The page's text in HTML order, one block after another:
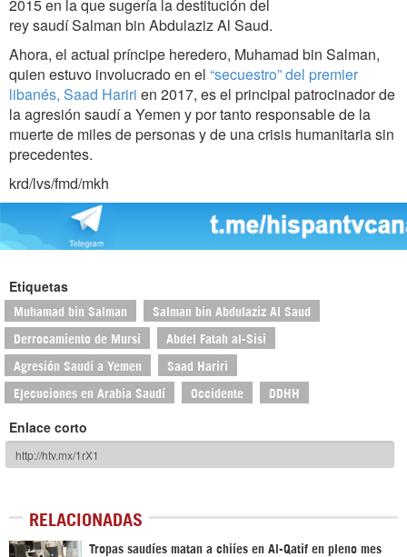
2015 en la que sugería la destitución del
rey saudí Salman bin Abdulaziz Al Saud.
Ahora, el actual príncipe heredero, Muhamad bin Salman,
quien estuvo involucrado en el “secuestro” del premier
libanés, Saad Hariri en 2017, es el principal patrocinador de
la agresión saudí a Yemen y por tanto responsable de la
muerte de miles de personas y de una crisis humanitaria sin
precedentes.
krd/lvs/fmd/mkh
Etiquetas
Muhamad bin Salman Salman bin Abdulaziz Al Saud
Derrocamiento de Mursi Abdel Fatah al-Sisi
Agresión Saudí a Yemen Saad Hariri
Ejecuciones en Arabia Saudí Occidente DDHH
Enlace corto
RELACIONADAS
Tropas saudíes matan a chiíes en Al-Qatif en pleno mes